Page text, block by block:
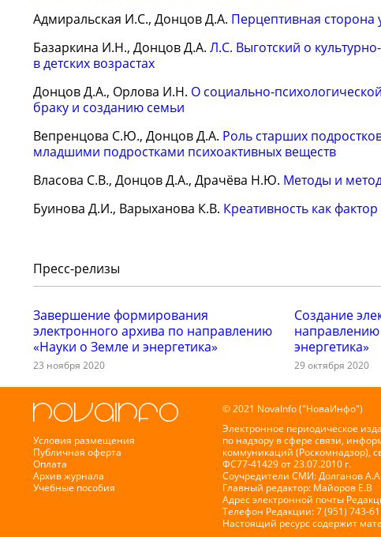
Адмиральская И.С., Донцов Д.А. Перцептивная сторона
Базаркина И.Н., Донцов Д.А. Л.С. Выготский о
в детских возрастах
Донцов Д.А., Орлова И.Н. О социально-
браку и созданию семьи
Вепренцова С.Ю., Донцов Д.А. Роль старших
младшими подростками психоактивных веществ
Власова С.В., Донцов Д.А., Драчёва Н.Ю. Методы и
Буинова Д.И., Варыханова К.В. Креативность как
Пресс-релизы
Завершение формирования
электронного архива по направлению
«Науки о Земле и энергетика»
23 ноября 2020
Создание
энергетика»
29 октября 2020
Условия размещения
Публичная оферта
Оплата
Архив журнала
Учебные пособия
© 2021 NovaInfo ("НоваИнфо")
Электронное периодическое
по надзору в сфере связи,
коммуникаций (Роскомнадзор),
ФС77-41429 от 23.07.2010 г.
Соучредители СМИ: Долганов
Главный редактор: Майоров Е.В
Адрес электронной почты
Телефон Редакции: 7 (951) 743-
Настоящий ресурс содержит